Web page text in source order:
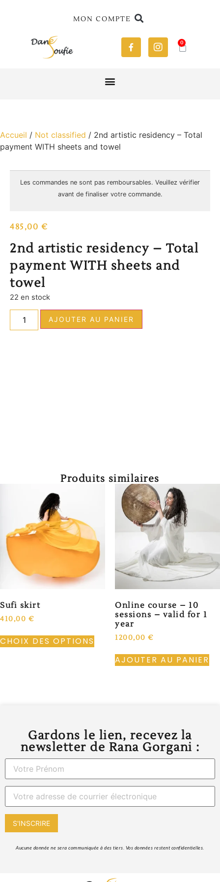
MON COMPTE
0
Accueil / Not classified / 2nd artistic residency – Total
payment WITH sheets and towel
Les commandes ne sont pas remboursables. Veuillez vérifier
avant de finaliser votre commande.
485,00 €
2nd artistic residency – Total
payment WITH sheets and
towel
22 en stock
AJOUTER AU PANIER
Produits similaires
Sufi skirt
410,00 €
CHOIX DES OPTIONS
Online course – 10
sessions – valid for 1
year
1200,00 €
AJOUTER AU PANIER
Gardons le lien, recevez la
newsletter de Rana Gorgani :